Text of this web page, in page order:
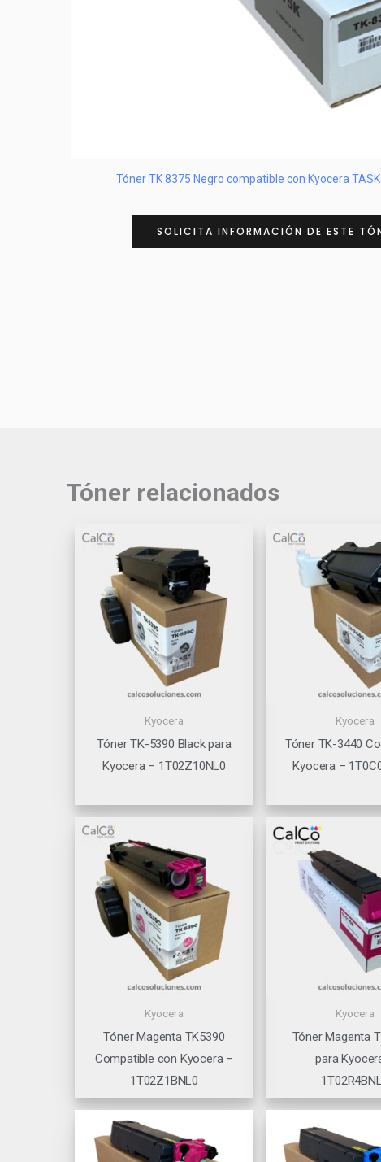
Tóner TK 8375 Negro compatible con Kyocera
SOLICITA INFORMACIÓN DE ESTE
Tóner relacionados
Kyocera
Tóner TK-5390 Black para
Kyocera – 1T02Z10NL0
Kyocera
Tóner TK-3440
Kyocera –
Kyocera
Tóner Magenta TK5390
Compatible con Kyocera –
1T02Z1BNL0
Kyocera
Tóner Magenta
para